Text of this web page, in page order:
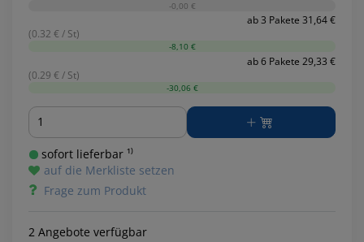
-0,00 €
ab 3 Pakete 31,64 €
(0.32 € / St)
-8,10 €
ab 6 Pakete 29,33 €
(0.29 € / St)
-30,06 €
Menge
sofort lieferbar ¹⁾
auf die Merkliste setzen
Frage zum Produkt
2 Angebote verfügbar